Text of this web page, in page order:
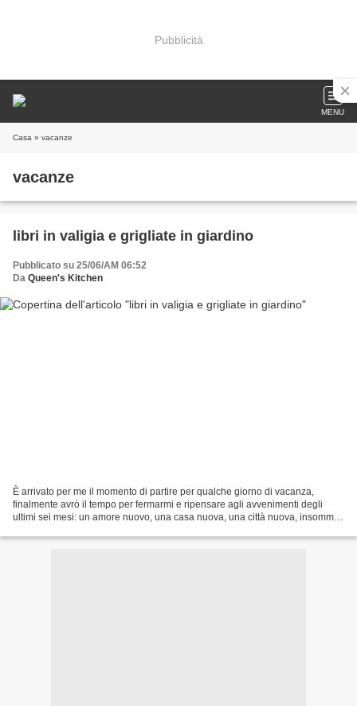
Pubblicità
MENU
Casa » vacanze
vacanze
libri in valigia e grigliate in giardino
Pubblicato su 25/06/AM 06:52
Da Queen's Kitchen
È arrivato per me il momento di partire per qualche giorno di vacanza,
finalmente avrò il tempo per fermarmi e ripensare agli avvenimenti degli
ultimi sei mesi: un amore nuovo, una casa nuova, una città nuova, insomma